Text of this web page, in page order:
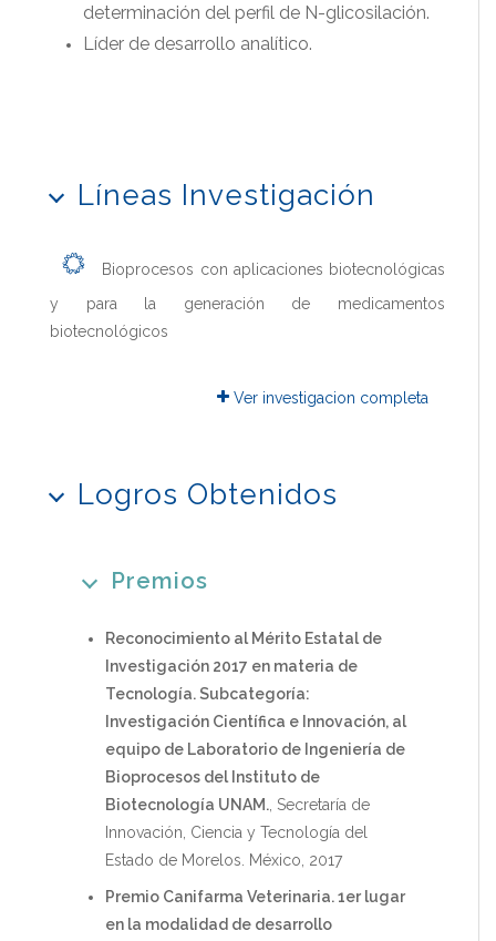
determinación del perfil de N-glicosilación.
Líder de desarrollo analítico.
Líneas Investigación
Bioprocesos con aplicaciones biotecnológicas
y para la generación de medicamentos
biotecnológicos
Ver investigacion completa
Logros Obtenidos
Premios
Reconocimiento al Mérito Estatal de
Investigación 2017 en materia de
Tecnología. Subcategoría:
Investigación Científica e Innovación, al
equipo de Laboratorio de Ingeniería de
Bioprocesos del Instituto de
Biotecnología UNAM. , Secretaría de
Innovación, Ciencia y Tecnología del
Estado de Morelos. México, 2017
Premio Canifarma Veterinaria. 1er lugar
en la modalidad de desarrollo